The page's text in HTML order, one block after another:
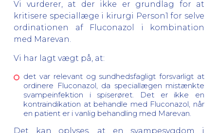
Vi vurderer, at der ikke er grundlag for at
kritisere speciallæge i kirurgi Person1 for selve
ordinationen af Fluconazol i kombination
med Marevan.
Vi har lagt vægt på, at:
det var relevant og sundhedsfagligt forsvarligt at
ordinere Fluconazol, da speciallægen mistænkte
svampeinfektion i spiserøret. Det er ikke en
kontraindikation at behandle med Fluconazol, når
en patient er i vanlig behandling med Marevan.
Det kan oplyses, at en svampesygdom i